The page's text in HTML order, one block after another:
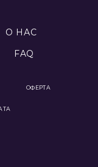
О НАС
FAQ
ОФЕРТА